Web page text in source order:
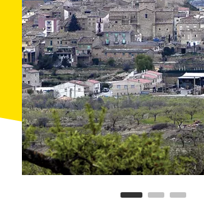
que uníaBalaguerconÀger. Es
zona para practicar laescalada.